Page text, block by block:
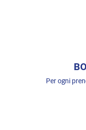
Per ogni